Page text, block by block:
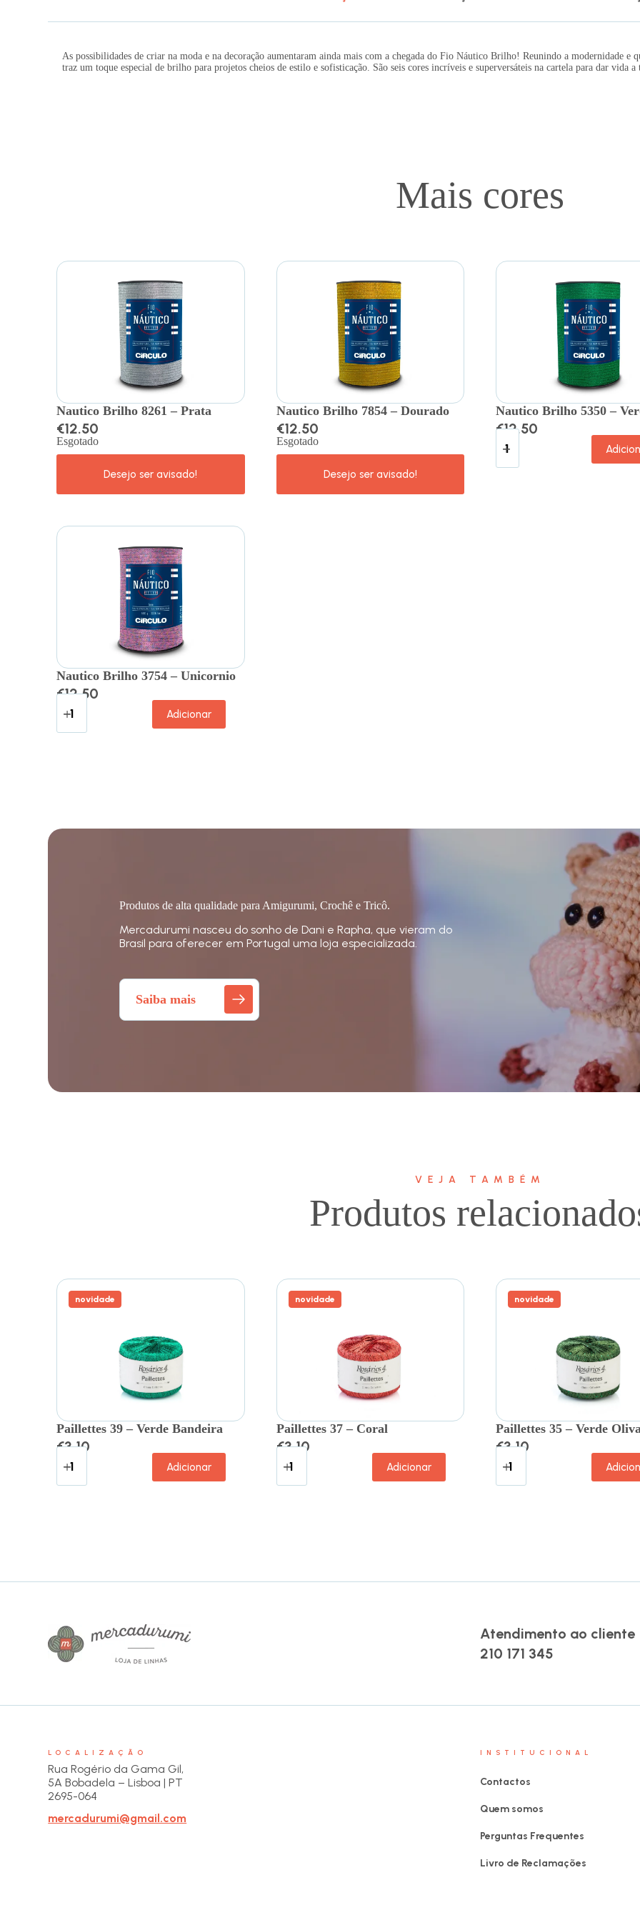
As possibilidades de criar na moda e na decoração aumentaram ainda mais com a chegada do Fio Náutico Brilho! Reunindo a modernidade
traz um toque especial de brilho para projetos cheios de estilo e sofisticação. São seis cores incríveis e superversáteis na cartela para dar vida
Mais cores
Nautico Brilho 8261 – Prata
€12.50
Esgotado
Nautico Brilho 7854 – Dourado
€12.50
Esgotado
Nautico Brilho 5350 –
€12.50
Nautico Brilho 3754 – Unicornio
€12.50
Adicionar
Produtos de alta qualidade para Amigurumi, Crochê e Tricô.
Mercadurumi nasceu do sonho de Dani e Rapha, que vieram do
Brasil para oferecer em Portugal uma loja especializada.
Saiba mais
VEJA TAMBÉM
Produtos
novidade
Paillettes 39 – Verde Bandeira
€3.10
Adicionar
novidade
Paillettes 37 – Coral
€3.10
Adicionar
novidade
Paillettes 35 – Verde
€3.10
Atendimento ao cliente
210 171 345
LOCALIZAÇÃO
Rua Rogério da Gama Gil,
5A Bobadela – Lisboa | PT
2695-064
mercadurumi@gmail.com
INSTITUCIONAL
Contactos
Quem somos
Perguntas Frequentes
Livro de Reclamações